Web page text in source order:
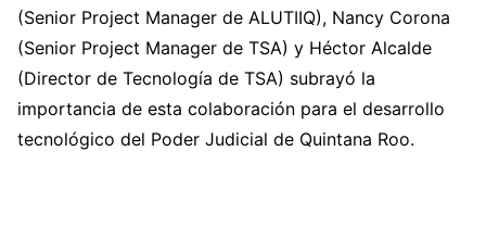
(Senior Project Manager de ALUTIIQ), Nancy Corona
(Senior Project Manager de TSA) y Héctor Alcalde
(Director de Tecnología de TSA) subrayó la
importancia de esta colaboración para el desarrollo
tecnológico del Poder Judicial de Quintana Roo.